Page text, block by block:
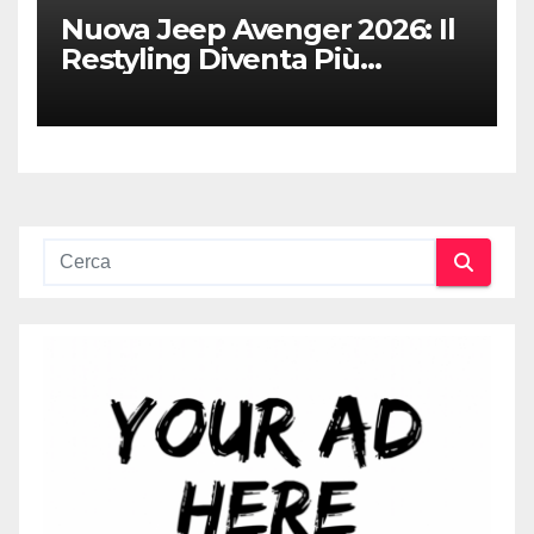
Nuova Jeep Avenger 2026: Il
Restyling Diventa Più
Fedele al DNA Off-Road